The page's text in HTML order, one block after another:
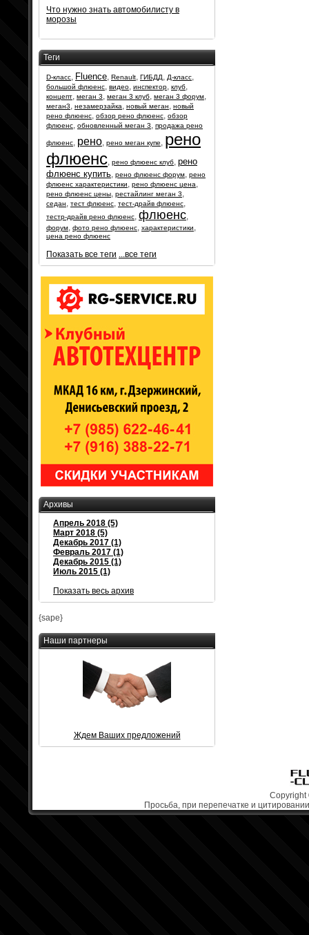
Что нужно знать автомобилисту в
морозы
Теги
D-класс, Fluence, Renault, ГИБДД, Д-класс,
большой флюенс, видео, инспектор, клуб,
концепт, меган 3, меган 3 клуб, меган 3 форум,
меган3, незамерзайка, новый меган, новый
рено флюенс, обзор рено флюенс, обзор
флюенс, обновленный меган 3, продажа рено
флюенс, рено, рено меган купе, рено
флюенс, рено флюенс клуб, рено
флюенс купить, рено флюенс форум, рено
флюенс характеристики, рено флюенс цена,
рено флюенс цены, рестайлинг меган 3,
седан, тест флюенс, тест-драйв флюенс,
тестр-драйв рено флюенс, флюенс,
форум, фото рено флюенс, характеристики,
цена рено флюенс
Показать все теги ...все теги
Архивы
Апрель 2018 (5)
Март 2018 (5)
Декабрь 2017 (1)
Февраль 2017 (1)
Декабрь 2015 (1)
Июль 2015 (1)
Показать весь архив
{sape}
Наши партнеры
Ждем Ваших предложений
Copyright
Просьба, при перепечатке и